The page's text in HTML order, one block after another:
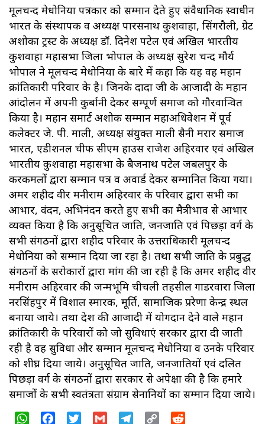
मूलचन्द मेधोनिया पत्रकार को सम्मान देते हुए संवैधानिक स्वाधीन
भारत के संस्थापक व अध्यक्ष पारसनाथ कुशवाहा, सिंगरौली, ग्रेट
अशोका ट्रस्ट के अध्यक्ष डॉ. दिनेश पटेल एवं अखिल भारतीय
कुशवाहा महासभा जिला भोपाल के अध्यक्ष सुरेश चन्द मौर्य
भोपाल ने मूलचन्द मेधोनिया के बारे में कहा कि यह वह महान
क्रांतिकारी परिवार के है। जिनके दादा जी के आजादी के महान
आंदोलन में अपनी कुर्बानी देकर सम्पूर्ण समाज को गौरवान्वित
किया है। महान समार्ट अशोक सम्मान महाअधिवेशन में पूर्व
कलेक्टर जे. पी. माली, अध्यक्ष संयुक्त माली सैनी मरार समाज
भारत, एडीशनल चीफ सीएम हाउस राजेश अहिरवार एवं अखिल
भारतीय कुशवाहा महासभा के बैजनाथ पटेल जबलपुर के
करकमलों द्वारा सम्मान पत्र व अवार्ड देकर सम्मानित किया गया।
अमर शहीद वीर मनीराम अहिरवार के परिवार द्वारा सभी का
आभार, वंदन, अभिनंदन करते हुए सभी का मैत्रीभाव से आभार
व्यक्त किया है कि अनुसूचित जाति, जनजाति एवं पिछड़ा वर्ग के
सभी संगठनों द्वारा शहीद परिवार के उत्तराधिकारी मूलचन्द
मेधोनिया को सम्मान दिया जा रहा है। तथा सभी जाति के प्रबुद्ध
संगठनों के सरोकारों द्वारा मांग की जा रही है कि अमर शहीद वीर
मनीराम अहिरवार की जन्मभूमि चीचली तहसील गाडरवारा जिला
नरसिंहपुर में विशाल स्मारक, मूर्ति, सामाजिक प्ररेणा केन्द्र स्थल
बनाया जाये। तथा देश की आजादी में योगदान देने वाले महान
क्रांतिकारी के परिवारों को जो सुविधाएं सरकार द्वारा दी जाती
रही है वह सुविधा और सम्मान मूलचन्द मेधोनिया व उनके परिवार
को शीघ्र दिया जाये। अनुसूचित जाति, जनजातियों एवं दलित
पिछड़ा वर्ग के संगठनों द्वारा सरकार से अपेक्षा की है कि हमारे
समाजों के सभी स्वतंत्रता संग्राम सेनानियों का सम्मान दिया जाये।
WhatsAppFacebookTwitter Gmail Telegram
Copy